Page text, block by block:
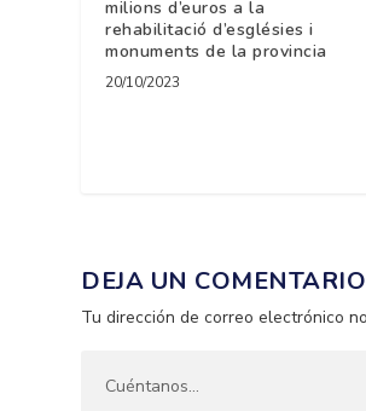
milions d’euros a la
rehabilitació d’esglésies i
monuments de la provincia
20/10/2023
DEJA UN COMENTARIO
Tu dirección de correo electrónico